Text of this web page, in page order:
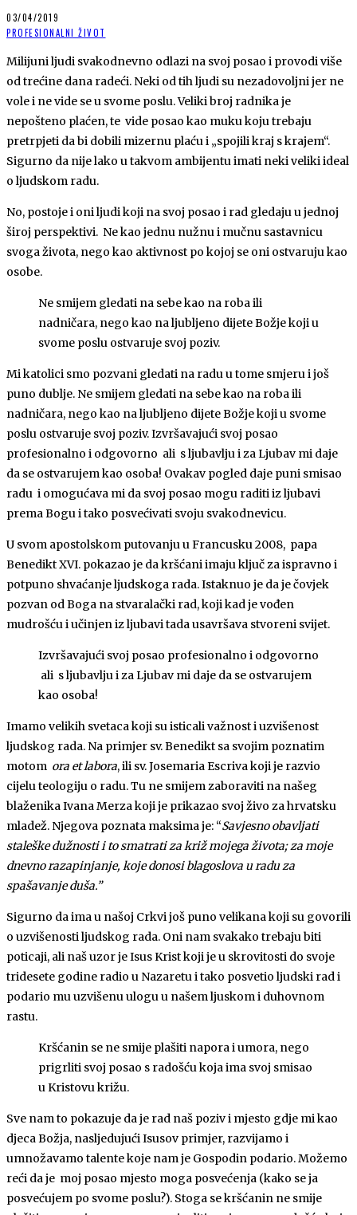
03/04/2019
PROFESIONALNI ŽIVOT
Milijuni ljudi svakodnevno odlazi na svoj posao i provodi više
od trećine dana radeći. Neki od tih ljudi su nezadovoljni jer ne
vole i ne vide se u svome poslu. Veliki broj radnika je
nepošteno plaćen, te vide posao kao muku koju trebaju
pretrpjeti da bi dobili mizernu plaću i „spojili kraj s krajem“.
Sigurno da nije lako u takvom ambijentu imati neki veliki ideal
o ljudskom radu.
No, postoje i oni ljudi koji na svoj posao i rad gledaju u jednoj
široj perspektivi. Ne kao jednu nužnu i mučnu sastavnicu
svoga života, nego kao aktivnost po kojoj se oni ostvaruju kao
osobe.
Ne smijem gledati na sebe kao na roba ili
nadničara, nego kao na ljubljeno dijete Božje koji u
svome poslu ostvaruje svoj poziv.
Mi katolici smo pozvani gledati na radu u tome smjeru i još
puno dublje. Ne smijem gledati na sebe kao na roba ili
nadničara, nego kao na ljubljeno dijete Božje koji u svome
poslu ostvaruje svoj poziv. Izvršavajući svoj posao
profesionalno i odgovorno ali s ljubavlju i za Ljubav mi daje
da se ostvarujem kao osoba! Ovakav pogled daje puni smisao
radu i omogućava mi da svoj posao mogu raditi iz ljubavi
prema Bogu i tako posvećivati svoju svakodnevicu.
U svom apostolskom putovanju u Francusku 2008, papa
Benedikt XVI. pokazao je da kršćani imaju ključ za ispravno i
potpuno shvaćanje ljudskoga rada. Istaknuo je da je čovjek
pozvan od Boga na stvaralački rad, koji kad je vođen
mudrošću i učinjen iz ljubavi tada usavršava stvoreni svijet.
Izvršavajući svoj posao profesionalno i odgovorno
ali s ljubavlju i za Ljubav mi daje da se ostvarujem
kao osoba!
Imamo velikih svetaca koji su isticali važnost i uzvišenost
ljudskog rada. Na primjer sv. Benedikt sa svojim poznatim
motom ora et labora, ili sv. Josemaria Escriva koji je razvio
cijelu teologiju o radu. Tu ne smijem zaboraviti na našeg
blaženika Ivana Merza koji je prikazao svoj živo za hrvatsku
mladež. Njegova poznata maksima je: “Savjesno obavljati
staleške dužnosti i to smatrati za križ mojega života; za moje
dnevno razapinjanje, koje donosi blagoslova u radu za
spašavanje duša.”
Sigurno da ima u našoj Crkvi još puno velikana koji su govorili
o uzvišenosti ljudskog rada. Oni nam svakako trebaju biti
poticaji, ali naš uzor je Isus Krist koji je u skrovitosti do svoje
tridesete godine radio u Nazaretu i tako posvetio ljudski rad i
podario mu uzvišenu ulogu u našem ljuskom i duhovnom
rastu.
Kršćanin se ne smije plašiti napora i umora, nego
prigrliti svoj posao s radošću koja ima svoj smisao
u Kristovu križu.
Sve nam to pokazuje da je rad naš poziv i mjesto gdje mi kao
djeca Božja, nasljedujući Isusov primjer, razvijamo i
umnožavamo talente koje nam je Gospodin podario. Možemo
reći da je moj posao mjesto moga posvećenja (kako se ja
posvećujem po svome poslu?). Stoga se kršćanin ne smije